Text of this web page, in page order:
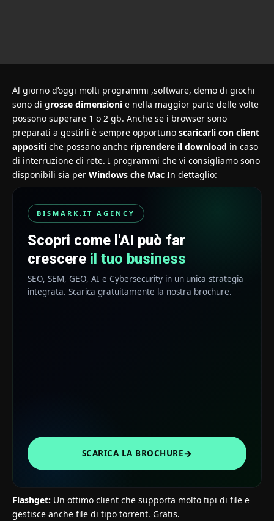
Al giorno d’oggi molti programmi ,software, demo di giochi
sono di grosse dimensioni e nella maggior parte delle volte
possono superare 1 o 2 gb. Anche se i browser sono
preparati a gestirli è sempre opportuno scaricarli con client
appositi che possano anche riprendere il download in caso
di interruzione di rete. I programmi che vi consigliamo sono
disponibili sia per Windows che Mac In dettaglio:
BISMARK.IT AGENCY
Scopri come l'AI può far
crescere il tuo business
SEO, SEM, GEO, AI e Cybersecurity in un'unica strategia
integrata. Scarica gratuitamente la nostra brochure.
SCARICA LA BROCHURE→
Flashget: Un ottimo client che supporta molto tipi di file e
gestisce anche file di tipo torrent. Gratis.